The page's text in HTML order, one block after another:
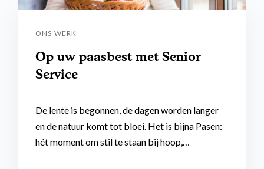
ONS WERK
Op uw paasbest met Senior
Service
De lente is begonnen, de dagen worden langer
en de natuur komt tot bloei. Het is bijna Pasen:
hét moment om stil te staan bij hoop,…